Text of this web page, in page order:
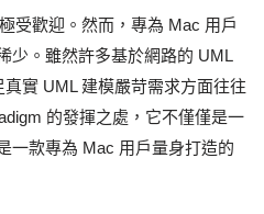
受歡迎。然而，專為 Mac 用戶
少。雖然許多基於網路的 UML
實 UML 建模嚴苛需求方面往往
的發揮之處，它不僅僅是一
一款專為 Mac 用戶量身打造的